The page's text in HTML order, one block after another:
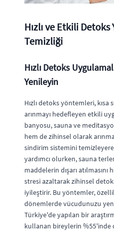
Hızlı ve Etkili
Temizliği
Hızlı Detoks
Yenileyin
Hızlı detoks yöntemleri,
arınmayı hedefleyen etkili
banyosu, sauna ve
hem de zihinsel olarak
sindirim sistemini
yardımcı olurken, sauna
maddelerin dışarı atılmasını
stresi azaltarak zihinsel
iyileştirir. Bu yöntemler,
dönemlerde vücudunuzu
Türkiye'de yapılan bir
kullanan bireylerin %55'inde